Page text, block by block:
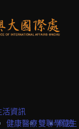
活資訊
健康醫療
保險
雙聯學位生